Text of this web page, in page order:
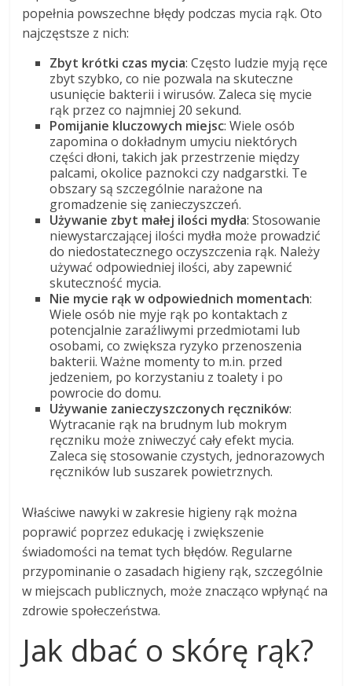
popełnia powszechne błędy podczas mycia rąk. Oto
najczęstsze z nich:
Zbyt krótki czas mycia: Często ludzie myją ręce
zbyt szybko, co nie pozwala na skuteczne
usunięcie bakterii i wirusów. Zaleca się mycie
rąk przez co najmniej 20 sekund.
Pomijanie kluczowych miejsc: Wiele osób
zapomina o dokładnym umyciu niektórych
części dłoni, takich jak przestrzenie między
palcami, okolice paznokci czy nadgarstki. Te
obszary są szczególnie narażone na
gromadzenie się zanieczyszczeń.
Używanie zbyt małej ilości mydła: Stosowanie
niewystarczającej ilości mydła może prowadzić
do niedostatecznego oczyszczenia rąk. Należy
używać odpowiedniej ilości, aby zapewnić
skuteczność mycia.
Nie mycie rąk w odpowiednich momentach:
Wiele osób nie myje rąk po kontaktach z
potencjalnie zaraźliwymi przedmiotami lub
osobami, co zwiększa ryzyko przenoszenia
bakterii. Ważne momenty to m.in. przed
jedzeniem, po korzystaniu z toalety i po
powrocie do domu.
Używanie zanieczyszczonych ręczników:
Wytracanie rąk na brudnym lub mokrym
ręczniku może zniweczyć cały efekt mycia.
Zaleca się stosowanie czystych, jednorazowych
ręczników lub suszarek powietrznych.
Właściwe nawyki w zakresie higieny rąk można
poprawić poprzez edukację i zwiększenie
świadomości na temat tych błędów. Regularne
przypominanie o zasadach higieny rąk, szczególnie
w miejscach publicznych, może znacząco wpłynąć na
zdrowie społeczeństwa.
Jak dbać o skórę rąk?